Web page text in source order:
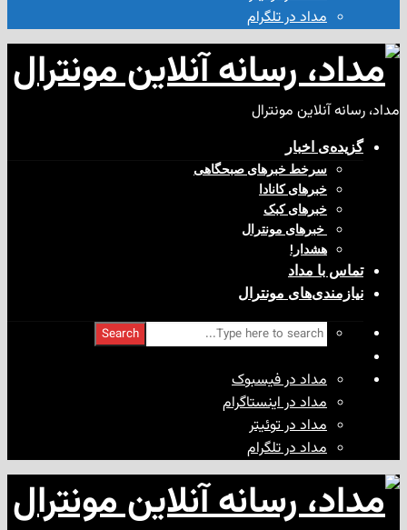
مداد در تلگرام
مونترال
اخبار
سرخط خبرهای صبحگاهی
خبرهای کانادا
خبرهای کبک
‌ خبرهای مونترال
مداد
مونترال
Search
مداد در فیسبوک
مداد در اینستاگرام
مداد در توئیتر
مداد در تلگرام